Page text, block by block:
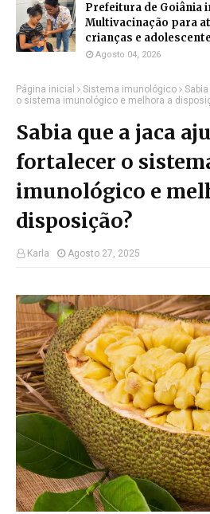
Prefeitura de Goiânia
Multivacinação para
crianças e
Agosto 04, 2026
Página inicial Sistema imunológico
o sistema imunológico e melhora a
Sabia que a jaca
fortalecer o
imunológico e
disposição?
Karla Agosto 27, 2025